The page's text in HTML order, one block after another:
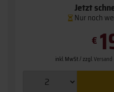
Jetzt
Nur noch
€
inkl. MwSt. / zzgl.Versand